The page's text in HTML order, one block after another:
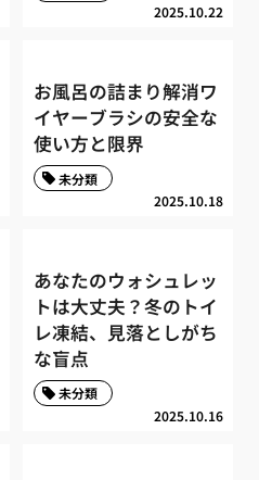
2025.10.22
お風呂の詰まり解消ワ
イヤーブラシの安全な
使い方と限界
2025.10.18
未分類
あなたのウォシュレッ
トは大丈夫？冬のトイ
レ凍結、見落としがち
な盲点
2025.10.16
未分類